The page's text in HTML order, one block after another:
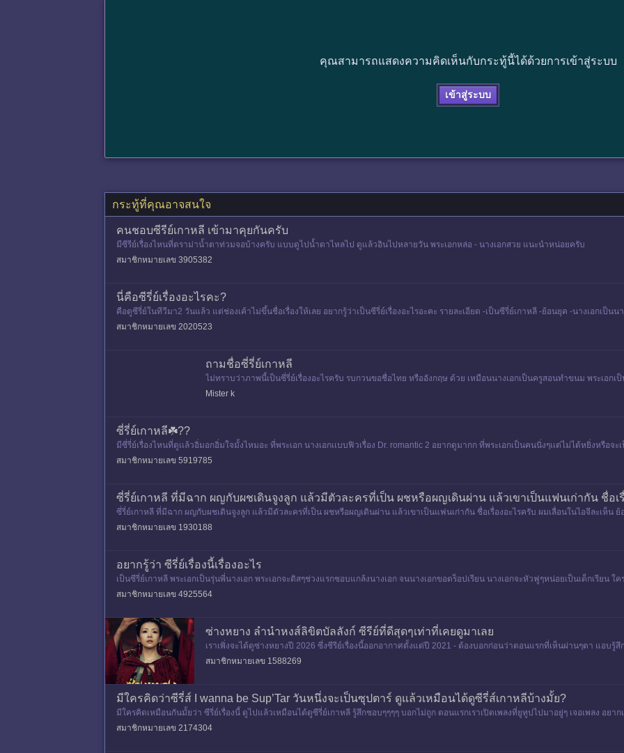
คุณสามารถแสดงความคิดเห็นกับกระทู้นี้ได้ด้วยการเข้าสู่ระบบ
เข้าสู่ระบบ
กระทู้ที่คุณอาจสนใจ
คนชอบซีรีย์เกาหลี เข้ามาคุยกันครับ
มีซีรีย์เรื่องไหนที่ดราม่าน้ำตาท่วมจอบ้างครับ แบบดูไปน้ำตาไหลไป ดูแล้วอินไปหลายวัน พระเอกหล่อ - นางเอกสวย แนะนำหน่อยครับ
สมาชิกหมายเลข 3905382
นี่คือซีรี่ย์เรื่องอะไรคะ?
คือดูซีรี่ย์ในทีวีมา2 วันแล้ว แต่ช่องเค้าไม่ขึ้นชื่อเรื่องให้เลย อยากรู้ว่าเป็นซีรี่ย์เรื่องอะไรอะคะ รายละเอียด -เป็นซีรี่ย์เกาหลี -ย้อนยุค -นางเอกเป็นน
สมาชิกหมายเลข 2020523
ถามชื่อซี่รี่ย์เกาหลี
ไม่ทราบว่าภาพนี้เป็นซี่รี่ย์เรื่องอะไรครับ รบกวนขอชื่อไทย หรืออังกฤษ ด้วย เหมือนนางเอกเป็นครูสอนทำขนม พระเอกเ
Mister k
ซี่รี่ย์เกาหลี☘️??
มีซี่รี่ย์เรื่องไหนที่ดูเเล้วอิ่มอกอิ่มใจมั้งไหมอะ ที่พระเอก นางเอกเเบบฟิวเรื่อง Dr. romantic 2 อยากดูมากก ที่พระเอกเป็นคนนิ่งๆเเต่ไม่ได้หยิ่งหรือ
สมาชิกหมายเลข 5919785
ซี่รี่ย์เกาหลี ที่มีฉาก ผญกับผชเดินจูงลูก แล้วมีตัวละครที่เป็น ผชหรือผญเดินผ่าน แล้วเขาเป็นแฟนเก่ากัน ชื่อเ
ซี่รี่ย์เกาหลี ที่มีฉาก ผญกับผชเดินจูงลูก แล้วมีตัวละครที่เป็น ผชหรือผญเดินผ่าน แล้วเขาเป็นแฟนเก่ากัน ชื่อเรื่องอะไรครับ ผมเลื่อนในไอจีละเห็น
สมาชิกหมายเลข 1930188
อยากรู้ว่า ซีรี่ย์เรื่องนี้เรื่องอะไร
เป็นซีรี่ย์เกาหลี พระเอกเป็นรุ่นพี่นางเอก พระเอกจะติสๆช่วงแรกชอบแกล้งนางเอก จนนางเอกขอดร็อปเรียน นางเอกจะหัวฟูๆหน่อยเป็นเด็กเรียน
สมาชิกหมายเลข 4925564
ซ่างหยาง ลำนำหงส์ลิขิตบัลลังก์ ซีรีย์ที่ดีสุดๆเท่าที่เคยดูมาเลย
เราเพิ่งจะได้ดูซ่างหยางปี 2026 ซึ่งซีรีย์เรื่องนี้ออกอากาศตั้งแต่ปี 2021 - ต้องบอกก่อนว่าตอนแรกที่เห็นผ่านๆตา แอบ
สดงหลัก พระเอกนางเอกจะอายุน้อยกว่า
สมาชิกหมายเลข 1588269
มีใครคิดว่าซีรี่ส์ I wanna be Sup’Tar วันหนึ่งจะเป็นซุปตาร์ ดูแล้วเหมือนได้ดูซีรี่ส์เกาหลีบ้างมั้ย?
มีใครคิดเหมือนกันมั้ยว่า ซีรี่ย์เรื่องนี้ ดูไปแล้วเหมือนได้ดูซีรี่ย์เกาหลี รู้สึกชอบๆๆๆๆ บอกไม่ถูก ตอนแรกเราเปิดเพลงที่ยูทูปไปมาอยู่ๆ เจอเพลง อย
อห
สมาชิกหมายเลข 2174304